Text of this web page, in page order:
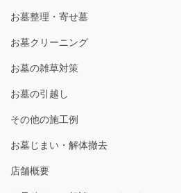
お墓整理・寄せ墓
お墓クリーニング
お墓の雑草対策
お墓の引越し
その他の施工例
お墓じまい・解体撤去
店舗概要